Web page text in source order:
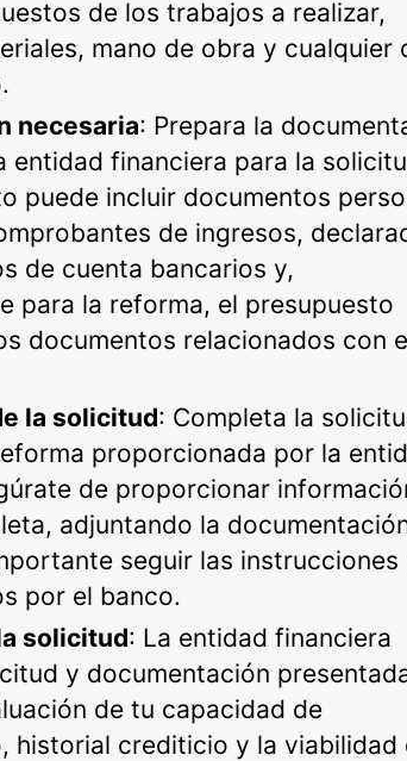
de los trabajos a realizar,
mano de obra y cualquier
necesaria: Prepara la
entidad financiera para la
puede incluir documentos
de ingresos,
de cuenta bancarios y,
para la reforma, el presupuesto
documentos relacionados con
la solicitud: Completa la
proporcionada por la
de proporcionar
adjuntando la
seguir las instrucciones
por el banco.
solicitud: La entidad financiera
y documentación
de tu capacidad de
historial crediticio y la viabilidad